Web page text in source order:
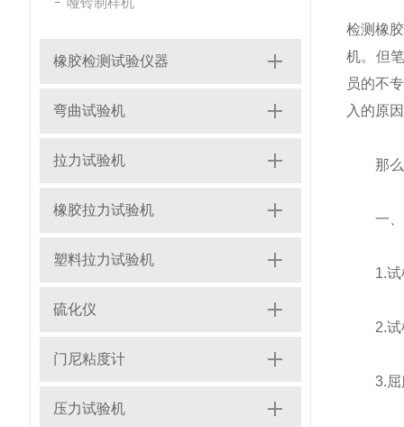
橡胶检测试验仪器
弯曲试验机
拉力试验机
橡胶拉力试验机
塑料拉力试验机
硫化仪
门尼粘度计
压力试验机
检测橡
机。但
员的不
入的原
那么，
一、首
1.试样
2.试样
3.屈服